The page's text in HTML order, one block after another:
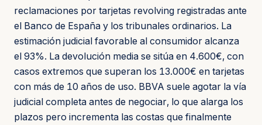
reclamaciones por tarjetas revolving registradas ante
el Banco de España y los tribunales ordinarios. La
estimación judicial favorable al consumidor alcanza
el 93%. La devolución media se sitúa en 4.600€, con
casos extremos que superan los 13.000€ en tarjetas
con más de 10 años de uso. BBVA suele agotar la vía
judicial completa antes de negociar, lo que alarga los
plazos pero incrementa las costas que finalmente